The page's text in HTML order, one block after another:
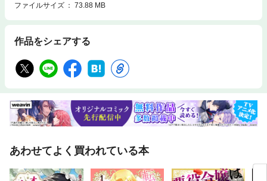
ファイルサイズ
73.88 MB
作品をシェアする
あわせてよく買われている本